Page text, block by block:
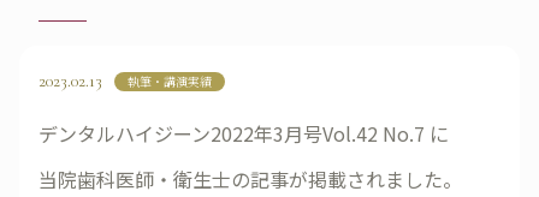
2023.02.13 執筆・講演実績
デンタルハイジーン2022年3月号Vol.42 No.7 に
当院歯科医師・衛生士の記事が掲載されました。